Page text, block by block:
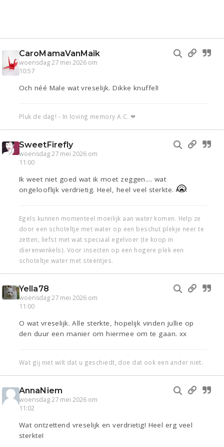
CaroMamaVanMaik
woensdag 27 mei 2026 om
10:57
Och néé Male wat vreselijk. Dikke knuffel!
Pluk de dag! - In loving memory A.C. ❤
SweetFirefly
woensdag 27 mei 2026 om
11:00
Ik weet niet goed wat ik moet zeggen.... wat
ongelooflijk verdrietig. Heel, heel veel sterkte.
Egels kunnen momenteel moeilijk aan water komen. Help ze
door een schoteltje met water op een beschut plekje neer te
zetten, liefst met wat speciaal egelvoer (te koop in
dierenwinkels). Voor insecten op een hogere plek een
schoteltje water met steentjes.
Yella78
woensdag 27 mei 2026 om
11:00
O wat vreselijk. Alle sterkte, hopelijk vinden jullie op
den duur een manier om hiermee om te gaan. xx
Wat gij niet wilt dat u geschiedt, doe dat ook een ander niet.
AnnaNiem
woensdag 27 mei 2026 om
11:02
Wat ontzettend vreselijk en verdrietig! Heel erg veel
sterkte!